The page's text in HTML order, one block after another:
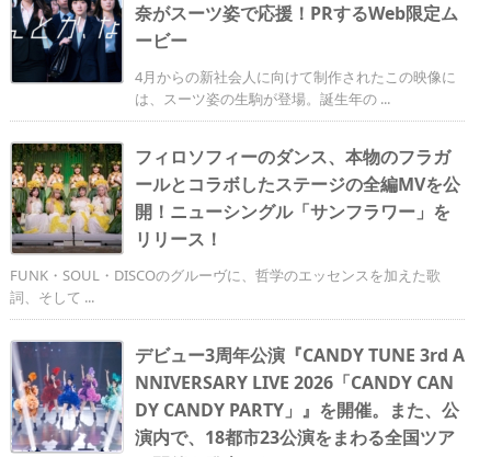
奈がスーツ姿で応援！PRするWeb限定ム
ービー
4月からの新社会人に向けて制作されたこの映像に
は、スーツ姿の生駒が登場。誕生年の ...
フィロソフィーのダンス、本物のフラガ
ールとコラボしたステージの全編MVを公
開！ニューシングル「サンフラワー」を
リリース！
FUNK・SOUL・DISCOのグルーヴに、哲学のエッセンスを加えた歌
詞、そして ...
デビュー3周年公演『CANDY TUNE 3rd A
NNIVERSARY LIVE 2026「CANDY CAN
DY CANDY PARTY」』を開催。また、公
演内で、18都市23公演をまわる全国ツア